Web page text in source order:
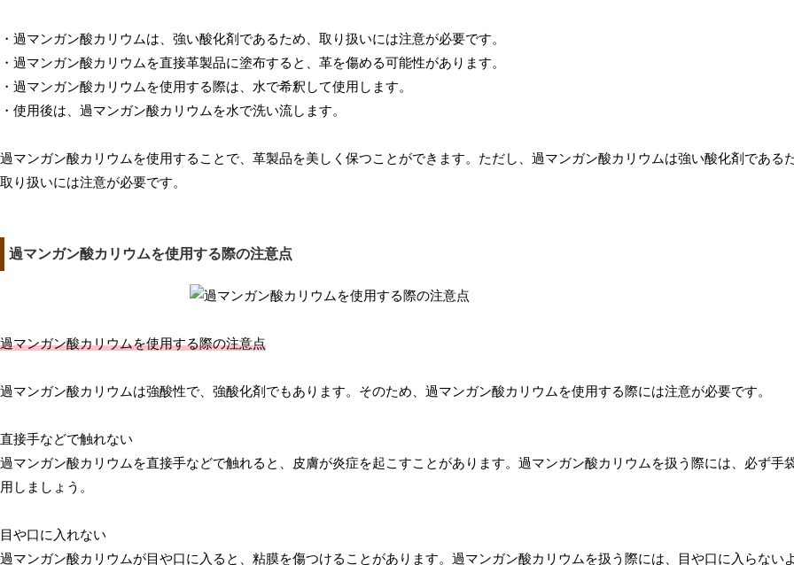
・過マンガン酸カリウムは、強い酸化剤であるため、取り扱いには注意が必要です。
・過マンガン酸カリウムを直接革製品に塗布すると、革を傷める可能性があります。
・過マンガン酸カリウムを使用する際は、水で希釈して使用します。
・使用後は、過マンガン酸カリウムを水で洗い流します。
過マンガン酸カリウムを使用することで、革製品を美しく保つことができます。ただし、過マンガン酸カリウムは強い酸化剤であるた
取り扱いには注意が必要です。
過マンガン酸カリウムを使用する際の注意点
過マンガン酸カリウムを使用する際の注意点
過マンガン酸カリウムは強酸性で、強酸化剤でもあります。そのため、過マンガン酸カリウムを使用する際には注意が必要です。
直接手などで触れない
過マンガン酸カリウムを直接手などで触れると、皮膚が炎症を起こすことがあります。過マンガン酸カリウムを扱う際には、必ず手
用しましょう。
目や口に入れない
過マンガン酸カリウムが目や口に入ると、粘膜を傷つけることがあります。過マンガン酸カリウムを扱う際には、目や口に入らない